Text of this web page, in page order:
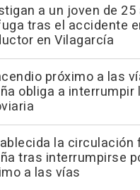
a un joven de
tras el accidente
en Vilagarcía
próximo a las
obliga a
la circulación
tras interrumpirse
a las vías